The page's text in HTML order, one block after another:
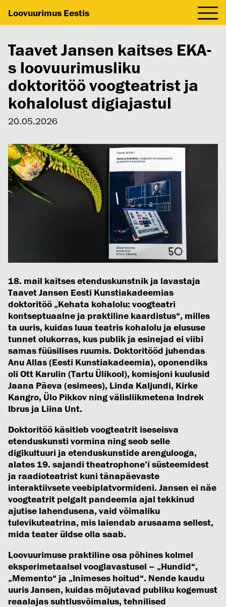
Loovuurimus Eestis
Taavet Jansen kaitses EKA-
s loovuurimusliku
doktoritöö voogteatrist ja
kohalolust digiajastul
20.05.2026
18. mail kaitses etenduskunstnik ja lavastaja
Taavet Jansen Eesti Kunstiakadeemias
doktoritöö „Kehata kohalolu: voogteatri
kontseptuaalne ja praktiline kaardistus“, milles
ta uuris, kuidas luua teatris kohalolu ja elususe
tunnet olukorras, kus publik ja esinejad ei viibi
samas füüsilises ruumis. Doktoritööd juhendas
Anu Allas (Eesti Kunstiakadeemia), oponendiks
oli Ott Karulin (Tartu Ülikool), komisjoni kuulusid
Jaana Päeva (esimees), Linda Kaljundi, Kirke
Kangro, Ülo Pikkov ning välisliikmetena Indrek
Ibrus ja Liina Unt.
Doktoritöö käsitleb voogteatrit iseseisva
etenduskunsti vormina ning seob selle
digikultuuri ja etenduskunstide arengulooga,
alates 19. sajandi theatrophone’i süsteemidest
ja raadioteatrist kuni tänapäevaste
interaktiivsete veebiplatvormideni. Jansen ei näe
voogteatrit pelgalt pandeemia ajal tekkinud
ajutise lahendusena, vaid võimaliku
tulevikuteatrina, mis laiendab arusaama sellest,
mida teater üldse olla saab.
Loovuurimuse praktiline osa põhines kolmel
eksperimetaalsel vooglavastusel – „Hundid“,
„Memento“ ja „Inimeses hoitud“. Nende kaudu
uuris Jansen, kuidas mõjutavad publiku kogemust
reaalajas suhtlusvõimalus, tehnilised